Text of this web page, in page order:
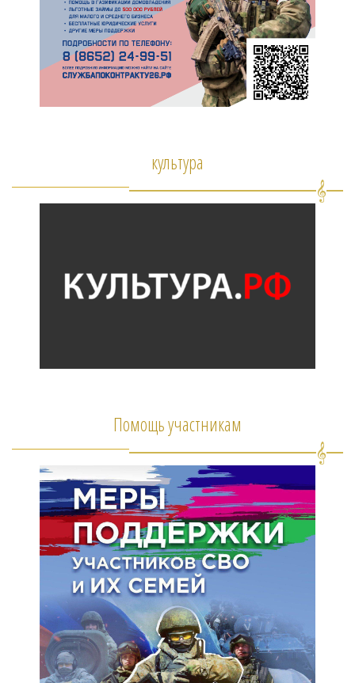
культура
Помощь участникам